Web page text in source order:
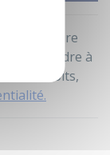
formulaire
répondre à
vos droits,